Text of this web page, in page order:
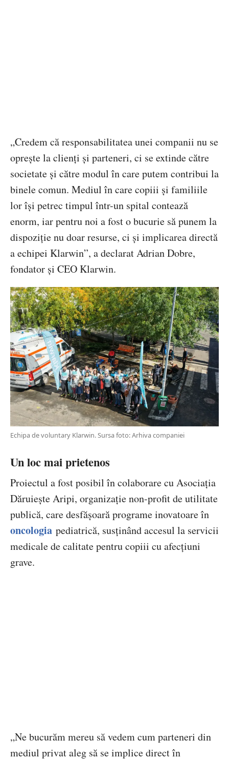
„Credem că responsabilitatea unei companii nu se
oprește la clienți și parteneri, ci se extinde către
societate și către modul în care putem contribui la
binele comun. Mediul în care copiii și familiile
lor își petrec timpul într-un spital contează
enorm, iar pentru noi a fost o bucurie să punem la
dispoziție nu doar resurse, ci și implicarea directă
a echipei Klarwin”, a declarat Adrian Dobre,
fondator și CEO Klarwin.
Echipa de voluntary Klarwin. Sursa foto: Arhiva companiei
Un loc mai prietenos
Proiectul a fost posibil în colaborare cu Asociația
Dăruiește Aripi, organizație non-profit de utilitate
publică, care desfășoară programe inovatoare în
oncologiapediatrică, susținând accesul la servicii
medicale de calitate pentru copiii cu afecțiuni
grave.
„Ne bucurăm mereu să vedem cum parteneri din
mediul privat aleg să se implice direct în